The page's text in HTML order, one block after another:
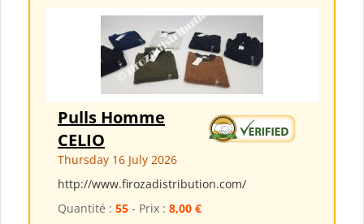
Pulls Homme
CELIO
Thursday 16 July 2026
http://www.firozadistribution.com/
Quantité : 55 - Prix : 8,00 €